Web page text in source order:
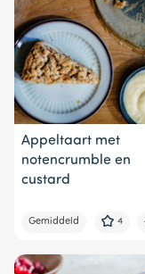
Appeltaart met
notencrumble en
custard
Gemiddeld 4